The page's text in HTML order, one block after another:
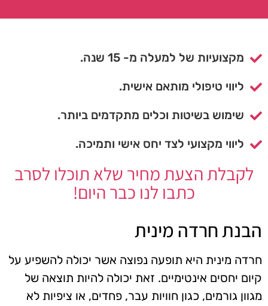
מקצועיות של למעלה מ- 15 שנה.
ליווי טיפולי מותאם אישית.
שימוש בשיטות וכלים מתקדמים ביותר.
ליווי מקצועי לצד יחס אישי ותמיכה.
לקבלת הצעת מחיר שלא תוכלו לסרב
כתבו לנו כבר היום!
הבנת חרדה מינית
חרדה מינית היא תופעה נפוצה אשר יכולה להשפיע על
קיום יחסים אינטימיים. זאת יכולה להיות תוצאה של
מגוון גורמים, כגון חוויות עבר, פחדים, או ציפיות לא